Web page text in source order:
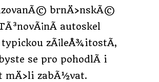
brnÄ›nskÃ©
autoskel
zÃ¡leÅ¾itostÃ­,
se pro pohodlÃ­ i
mÄ›li zabÃ½vat.